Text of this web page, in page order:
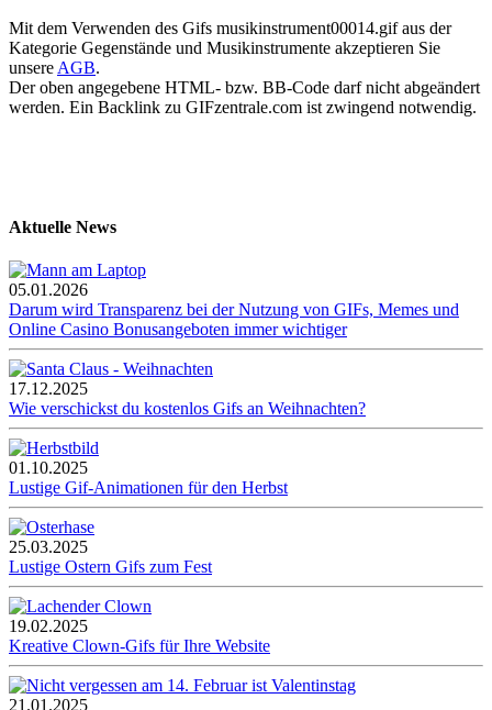
Mit dem Verwenden des Gifs musikinstrument00014.gif aus der
Kategorie Gegenstände und Musikinstrumente akzeptieren Sie
unsere AGB.
Der oben angegebene HTML- bzw. BB-Code darf nicht abgeändert
werden. Ein Backlink zu GIFzentrale.com ist zwingend notwendig.
Aktuelle News
05.01.2026
Darum wird Transparenz bei der Nutzung von GIFs, Memes und
Online Casino Bonusangeboten immer wichtiger
17.12.2025
Wie verschickst du kostenlos Gifs an Weihnachten?
01.10.2025
Lustige Gif-Animationen für den Herbst
25.03.2025
Lustige Ostern Gifs zum Fest
19.02.2025
Kreative Clown-Gifs für Ihre Website
21.01.2025